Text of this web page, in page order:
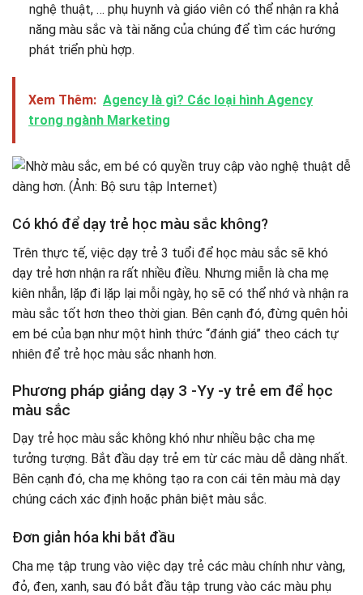
nghệ thuật, … phụ huynh và giáo viên có thể nhận ra khả
năng màu sắc và tài năng của chúng để tìm các hướng
phát triển phù hợp.
Xem Thêm: Agency là gì? Các loại hình Agency
trong ngành Marketing
Có khó để dạy trẻ học màu sắc không?
Trên thực tế, việc dạy trẻ 3 tuổi để học màu sắc sẽ khó
dạy trẻ hơn nhận ra rất nhiều điều. Nhưng miễn là cha mẹ
kiên nhẫn, lặp đi lặp lại mỗi ngày, họ sẽ có thể nhớ và nhận ra
màu sắc tốt hơn theo thời gian. Bên cạnh đó, đừng quên hỏi
em bé của bạn như một hình thức “đánh giá” theo cách tự
nhiên để trẻ học màu sắc nhanh hơn.
Phương pháp giảng dạy 3 -Yy -y trẻ em để học
màu sắc
Dạy trẻ học màu sắc không khó như nhiều bậc cha mẹ
tưởng tượng. Bắt đầu dạy trẻ em từ các màu dễ dàng nhất.
Bên cạnh đó, cha mẹ không tạo ra con cái tên màu mà dạy
chúng cách xác định hoặc phân biệt màu sắc.
Đơn giản hóa khi bắt đầu
Cha mẹ tập trung vào việc dạy trẻ các màu chính như vàng,
đỏ, đen, xanh, sau đó bắt đầu tập trung vào các màu phụ